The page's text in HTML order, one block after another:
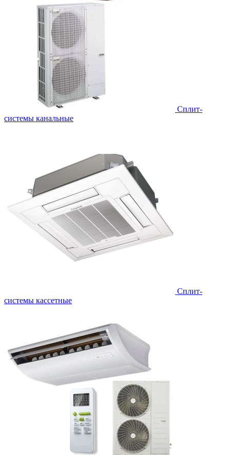
Сплит-
системы канальные
Сплит-
системы кассетные